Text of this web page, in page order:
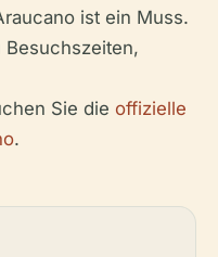
ist ein Muss.
Sie die offizielle
.